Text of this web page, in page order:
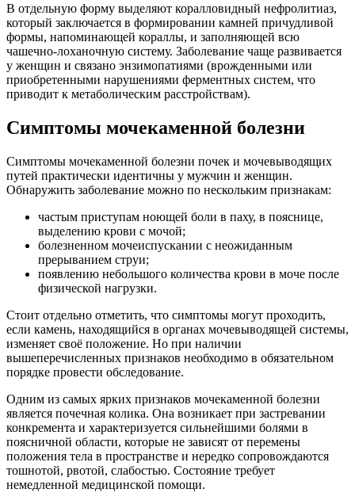
В отдельную форму выделяют коралловидный нефролитиаз,
который заключается в формировании камней причудливой
формы, напоминающей кораллы, и заполняющей всю
чашечно-лоханочную систему. Заболевание чаще развивается
у женщин и связано энзимопатиями (врожденными или
приобретенными нарушениями ферментных систем, что
приводит к метаболическим расстройствам).
Симптомы мочекаменной болезни
Симптомы мочекаменной болезни почек и мочевыводящих
путей практически идентичны у мужчин и женщин.
Обнаружить заболевание можно по нескольким признакам:
частым приступам ноющей боли в паху, в пояснице,
выделению крови с мочой;
болезненном мочеиспускании с неожиданным
прерыванием струи;
появлению небольшого количества крови в моче после
физической нагрузки.
Стоит отдельно отметить, что симптомы могут проходить,
если камень, находящийся в органах мочевыводящей системы,
изменяет своё положение. Но при наличии
вышеперечисленных признаков необходимо в обязательном
порядке провести обследование.
Одним из самых ярких признаков мочекаменной болезни
является почечная колика. Она возникает при застревании
конкремента и характеризуется сильнейшими болями в
поясничной области, которые не зависят от перемены
положения тела в пространстве и нередко сопровождаются
тошнотой, рвотой, слабостью. Состояние требует
немедленной медицинской помощи.